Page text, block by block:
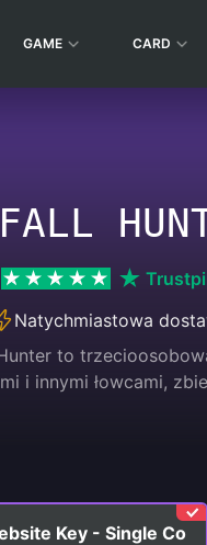
GAME CARD
Natychmiastowa
to
i innymi łowcami,
Key - Single Co